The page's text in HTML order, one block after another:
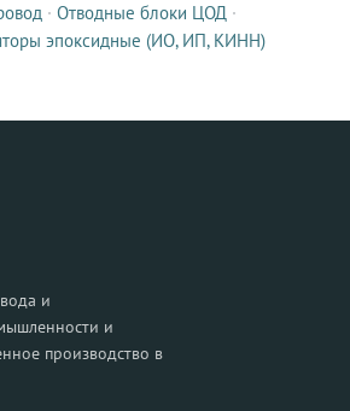
· Отводные блоки ЦОД ·
эпоксидные (ИО, ИП, КИНН)
и
и
производство в